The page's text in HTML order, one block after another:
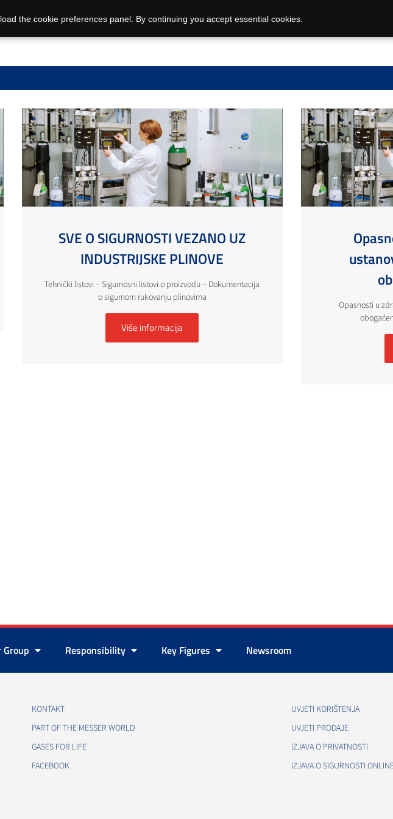
SVE O SIGURNOSTI VEZANO UZ
INDUSTRIJSKE PLINOVE
Tehnički listovi – Sigurnosni listovi o proizvodu – Dokumentacija
o sigurnom rukovanju plinovima
Više informacija
Opasnosti u
Group Responsibility Key Figures Newsroom
KONTAKT
PART OF THE MESSER WORLD
GASES FOR LIFE
FACEBOOK
UVJETI KORIŠTENJA
UVJETI PRODAJE
IZJAVA O PRIVATNOSTI
IZJAVA O SIGURNOSTI
the cookie preferences panel. By continuing you accept essential cookies.